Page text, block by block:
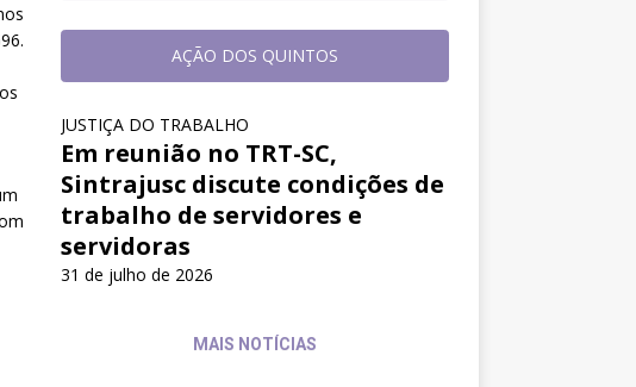
AÇÃO DOS QUINTOS
JUSTIÇA DO TRABALHO
Em reunião no TRT-SC,
Sintrajusc discute condições de
trabalho de servidores e
servidoras
31 de julho de 2026
MAIS NOTÍCIAS